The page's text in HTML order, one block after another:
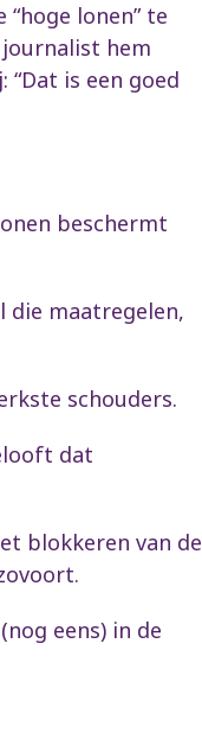
lonen” te
journalist hem
is een goed
beschermt
die maatregelen,
schouders.
dat
blokkeren van de
eens) in de